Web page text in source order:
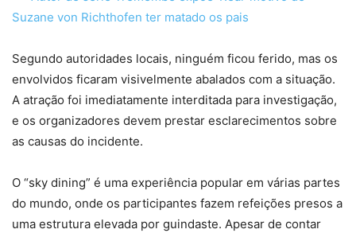
Suzane von Richthofen ter matado os pais
Segundo autoridades locais, ninguém ficou ferido, mas os
envolvidos ficaram visivelmente abalados com a situação.
A atração foi imediatamente interditada para investigação,
e os organizadores devem prestar esclarecimentos sobre
as causas do incidente.
O “sky dining” é uma experiência popular em várias partes
do mundo, onde os participantes fazem refeições presos a
uma estrutura elevada por guindaste. Apesar de contar